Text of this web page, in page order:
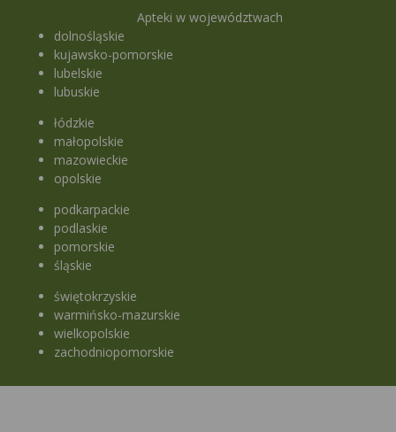
Apteki w województwach
dolnośląskie
kujawsko-pomorskie
lubelskie
lubuskie
łódzkie
małopolskie
mazowieckie
opolskie
podkarpackie
podlaskie
pomorskie
śląskie
świętokrzyskie
warmińsko-mazurskie
wielkopolskie
zachodniopomorskie